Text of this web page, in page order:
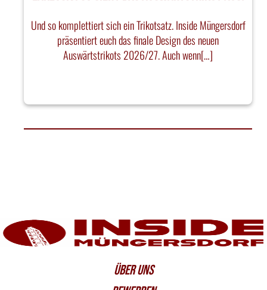
Und so komplettiert sich ein Trikotsatz. Inside Müngersdorf
präsentiert euch das finale Design des neuen
Auswärtstrikots 2026/27. Auch wenn[…]
ÜBER UNS